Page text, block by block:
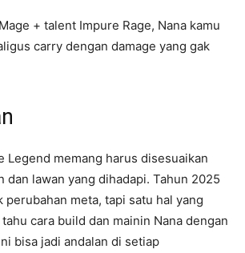
+ talent Impure Rage, Nana kamu
carry dengan damage yang gak
Legend memang harus disesuaikan
dan lawan yang dihadapi. Tahun 2025
perubahan meta, tapi satu hal yang
cara build dan mainin Nana dengan
bisa jadi andalan di setiap